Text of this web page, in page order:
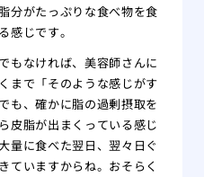
分がたっぷりな食べ物を食
感じです。
もなければ、美容師さんに
まで「そのような感じがす
も、確かに脂の過剰摂取を
皮脂が出まくっている感じ
量に食べた翌日、翌々日ぐ
ていますからね。おそらく